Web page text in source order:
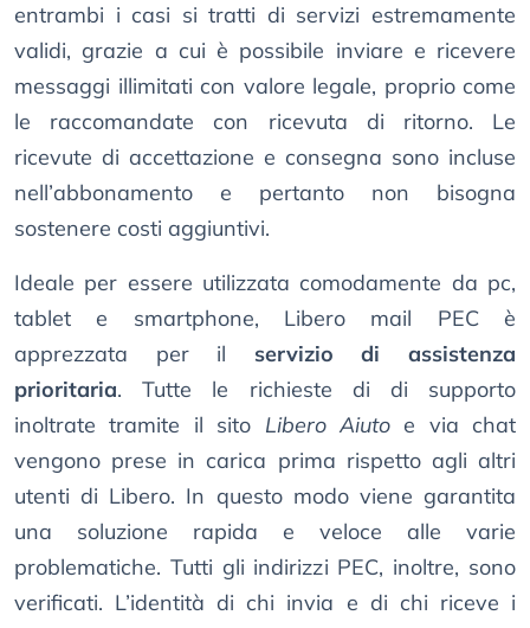
entrambi i casi si tratti di servizi estremamente
validi, grazie a cui è possibile inviare e ricevere
messaggi illimitati con valore legale, proprio come
le raccomandate con ricevuta di ritorno. Le
ricevute di accettazione e consegna sono incluse
nell’abbonamento e pertanto non bisogna
sostenere costi aggiuntivi.
Ideale per essere utilizzata comodamente da pc,
tablet e smartphone, Libero mail PEC è
apprezzata per il servizio di assistenza
prioritaria. Tutte le richieste di di supporto
inoltrate tramite il sito Libero Aiutoe via chat
vengono prese in carica prima rispetto agli altri
utenti di Libero. In questo modo viene garantita
una soluzione rapida e veloce alle varie
problematiche. Tutti gli indirizzi PEC, inoltre, sono
verificati. L’identità di chi invia e di chi riceve i